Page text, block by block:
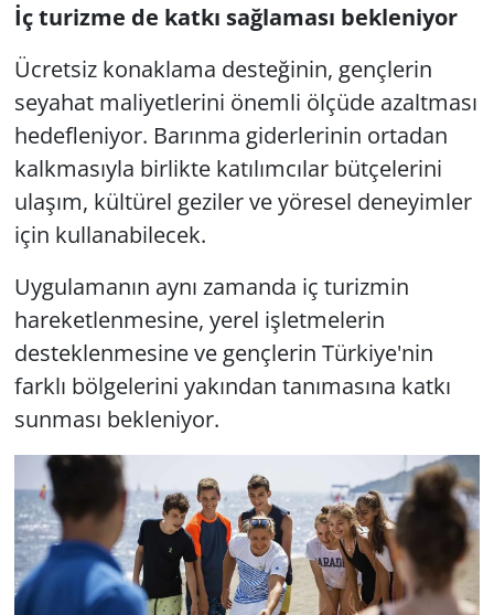
İç turizme de katkı sağlaması bekleniyor
Ücretsiz konaklama desteğinin, gençlerin
seyahat maliyetlerini önemli ölçüde azaltması
hedefleniyor. Barınma giderlerinin ortadan
kalkmasıyla birlikte katılımcılar bütçelerini
ulaşım, kültürel geziler ve yöresel deneyimler
için kullanabilecek.
Uygulamanın aynı zamanda iç turizmin
hareketlenmesine, yerel işletmelerin
desteklenmesine ve gençlerin Türkiye'nin
farklı bölgelerini yakından tanımasına katkı
sunması bekleniyor.